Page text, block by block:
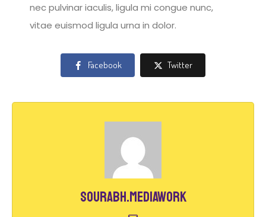
nec pulvinar iaculis, ligula mi congue nunc,
vitae euismod ligula urna in dolor.
Facebook Twitter
sourabh.mediawork